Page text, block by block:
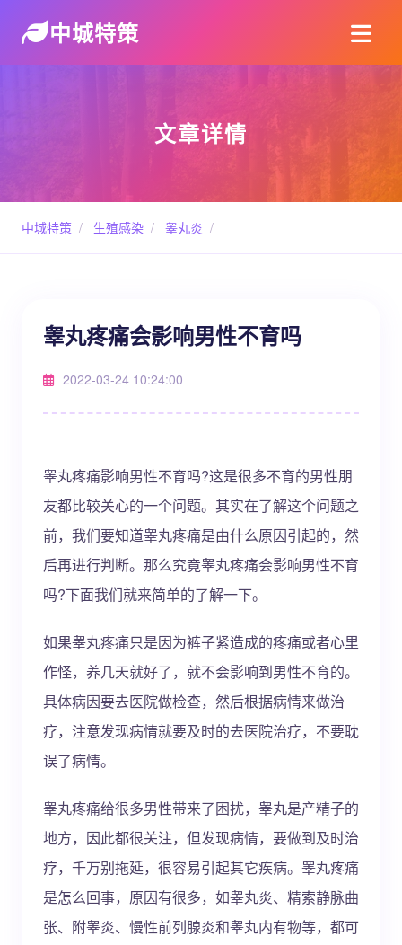
中城特策
文章详情
中城特策 / 生殖感染 / 睾丸炎 /
睾丸疼痛会影响男性不育吗
2022-03-24 10:24:00
睾丸疼痛影响男性不育吗?这是很多不育的男性朋
友都比较关心的一个问题。其实在了解这个问题之
前，我们要知道睾丸疼痛是由什么原因引起的，然
后再进行判断。那么究竟睾丸疼痛会影响男性不育
吗?下面我们就来简单的了解一下。
如果睾丸疼痛只是因为裤子紧造成的疼痛或者心里
作怪，养几天就好了，就不会影响到男性不育的。
具体病因要去医院做检查，然后根据病情来做治
疗，注意发现病情就要及时的去医院治疗，不要耽
误了病情。
睾丸疼痛给很多男性带来了困扰，睾丸是产精子的
地方，因此都很关注，但发现病情，要做到及时治
疗，千万别拖延，很容易引起其它疾病。睾丸疼痛
是怎么回事，原因有很多，如睾丸炎、精索静脉曲
张、附睾炎、慢性前列腺炎和睾丸内有物等，都可